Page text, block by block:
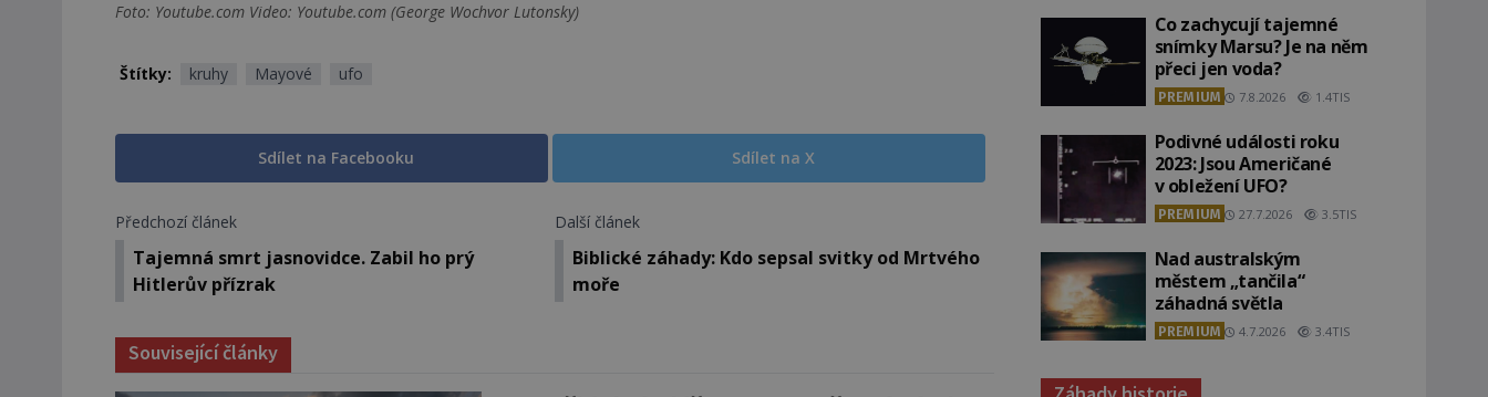
Foto: Youtube.com Video: Youtube.com (George Wochvor Lutonsky)
Štítky: kruhy Mayové ufo
Sdílet na Facebooku Sdílet na X
Předchozí článek
Tajemná smrt jasnovidce. Zabil ho prý
Hitlerův přízrak
Další článek
Biblické záhady: Kdo sepsal svitky od Mrtvého
moře
Související články
Co zachycují tajemné
snímky Marsu? Je na něm
přeci jen voda?
PREMIUM 7.8.2026 1.4TIS
Podivné události roku
2023: Jsou Američané
v obležení UFO?
PREMIUM 27.7.2026 3.5TIS
Nad australským
městem „tančila“
záhadná světla
PREMIUM 4.7.2026 3.4TIS